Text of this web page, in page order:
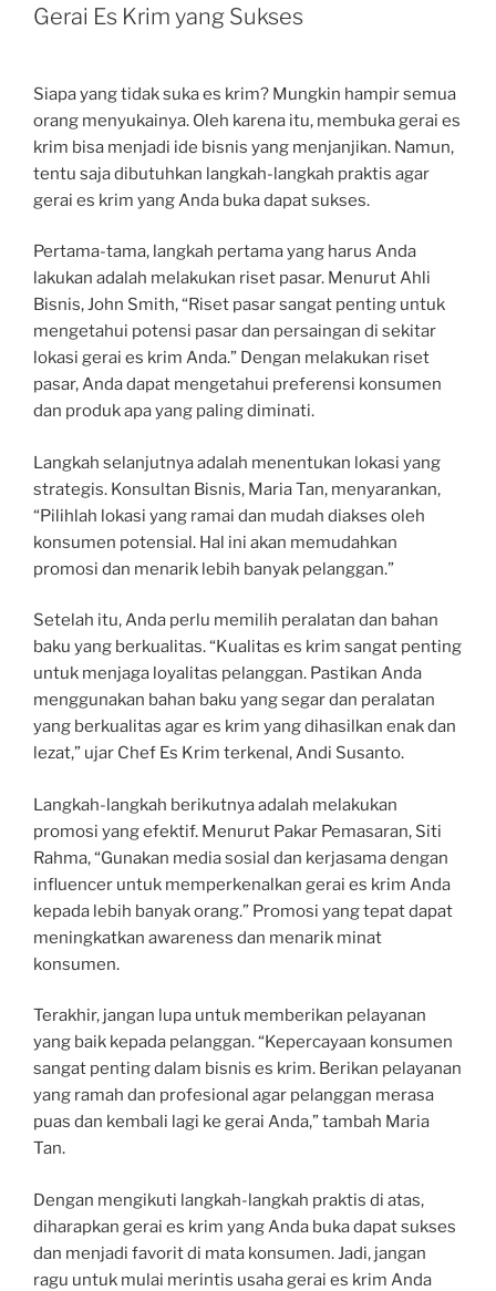
Gerai Es Krim yang Sukses
Siapa yang tidak suka es krim? Mungkin hampir semua
orang menyukainya. Oleh karena itu, membuka gerai es
krim bisa menjadi ide bisnis yang menjanjikan. Namun,
tentu saja dibutuhkan langkah-langkah praktis agar
gerai es krim yang Anda buka dapat sukses.
Pertama-tama, langkah pertama yang harus Anda
lakukan adalah melakukan riset pasar. Menurut Ahli
Bisnis, John Smith, “Riset pasar sangat penting untuk
mengetahui potensi pasar dan persaingan di sekitar
lokasi gerai es krim Anda.” Dengan melakukan riset
pasar, Anda dapat mengetahui preferensi konsumen
dan produk apa yang paling diminati.
Langkah selanjutnya adalah menentukan lokasi yang
strategis. Konsultan Bisnis, Maria Tan, menyarankan,
“Pilihlah lokasi yang ramai dan mudah diakses oleh
konsumen potensial. Hal ini akan memudahkan
promosi dan menarik lebih banyak pelanggan.”
Setelah itu, Anda perlu memilih peralatan dan bahan
baku yang berkualitas. “Kualitas es krim sangat penting
untuk menjaga loyalitas pelanggan. Pastikan Anda
menggunakan bahan baku yang segar dan peralatan
yang berkualitas agar es krim yang dihasilkan enak dan
lezat,” ujar Chef Es Krim terkenal, Andi Susanto.
Langkah-langkah berikutnya adalah melakukan
promosi yang efektif. Menurut Pakar Pemasaran, Siti
Rahma, “Gunakan media sosial dan kerjasama dengan
influencer untuk memperkenalkan gerai es krim Anda
kepada lebih banyak orang.” Promosi yang tepat dapat
meningkatkan awareness dan menarik minat
konsumen.
Terakhir, jangan lupa untuk memberikan pelayanan
yang baik kepada pelanggan. “Kepercayaan konsumen
sangat penting dalam bisnis es krim. Berikan pelayanan
yang ramah dan profesional agar pelanggan merasa
puas dan kembali lagi ke gerai Anda,” tambah Maria
Tan.
Dengan mengikuti langkah-langkah praktis di atas,
diharapkan gerai es krim yang Anda buka dapat sukses
dan menjadi favorit di mata konsumen. Jadi, jangan
ragu untuk mulai merintis usaha gerai es krim Anda